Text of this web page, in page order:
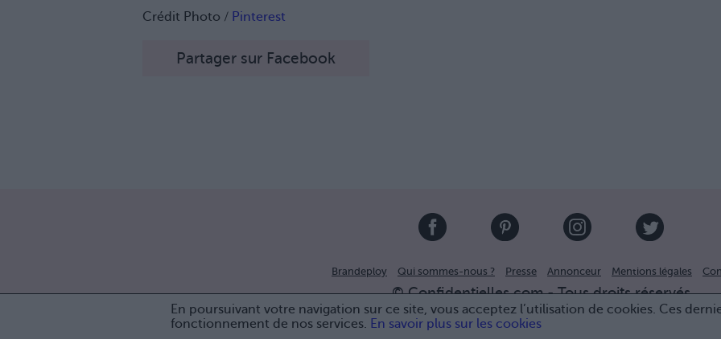
En poursuivant votre navigation sur ce site, vous acceptez l’utilisation de cookies. Ces
fonctionnement de nos services. En savoir plus sur les cookies
Crédit Photo / Pinterest
Partager sur Facebook
Brandeploy Qui sommes-nous ? Presse Annonceur Mentions légales
© Confidentielles.com - Tous droits réservés